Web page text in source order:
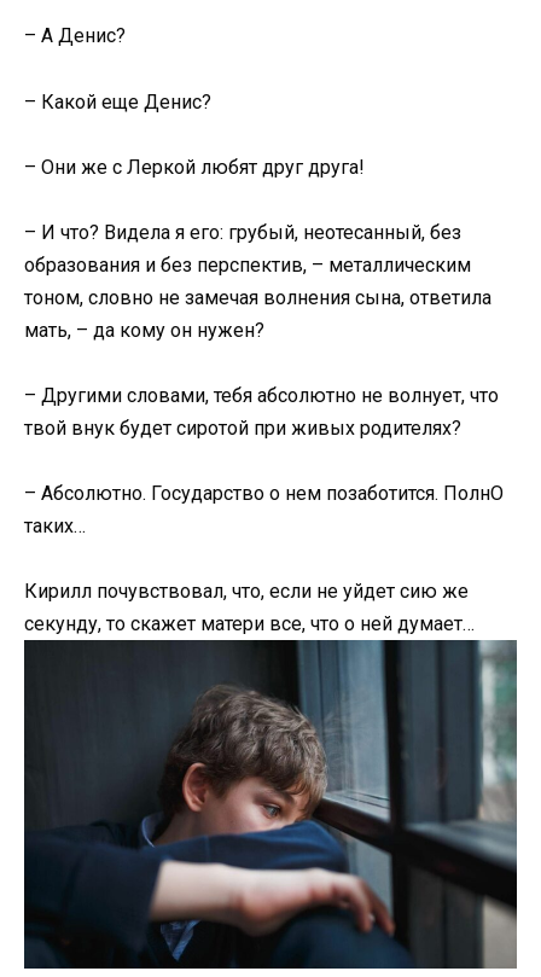
– А Денис?
– Какой еще Денис?
– Они же с Леркой любят друг друга!
– И что? Видела я его: грубый, неотесанный, без
образования и без перспектив, – металлическим
тоном, словно не замечая волнения сына, ответила
мать, – да кому он нужен?
– Другими словами, тебя абсолютно не волнует, что
твой внук будет сиротой при живых родителях?
– Абсолютно. Государство о нем позаботится. ПолнО
таких…
Кирилл почувствовал, что, если не уйдет сию же
секунду, то скажет матери все, что о ней думает…